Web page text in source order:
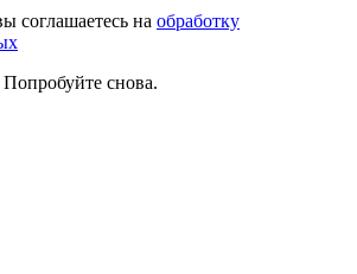
соглашаетесь на обработку
снова.